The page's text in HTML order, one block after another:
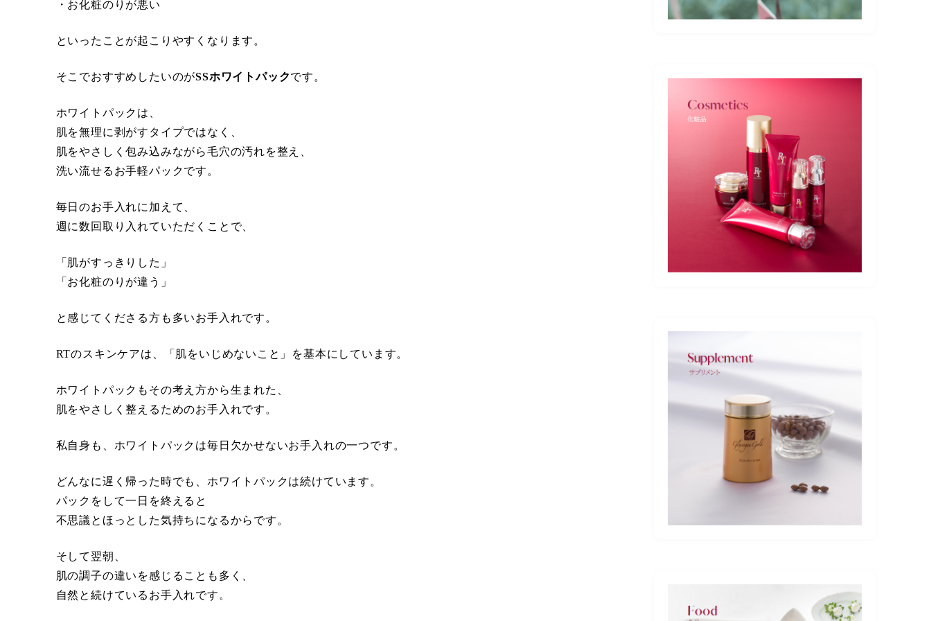
・お化粧のりが悪い
といったことが起こりやすくなります。
そこでおすすめしたいのがSSホワイトパックです。
ホワイトパックは、
肌を無理に剥がすタイプではなく、
肌をやさしく包み込みながら毛穴の汚れを整え、
洗い流せるお手軽パックです。
毎日のお手入れに加えて、
週に数回取り入れていただくことで、
「肌がすっきりした」
「お化粧のりが違う」
と感じてくださる方も多いお手入れです。
RTのスキンケアは、「肌をいじめないこと」を基本にしています。
ホワイトパックもその考え方から生まれた、
肌をやさしく整えるためのお手入れです。
私自身も、ホワイトパックは毎日欠かせないお手入れの一つです。
どんなに遅く帰った時でも、ホワイトパックは続けています。
パックをして一日を終えると
不思議とほっとした気持ちになるからです。
そして翌朝、
肌の調子の違いを感じることも多く、
自然と続けているお手入れです。